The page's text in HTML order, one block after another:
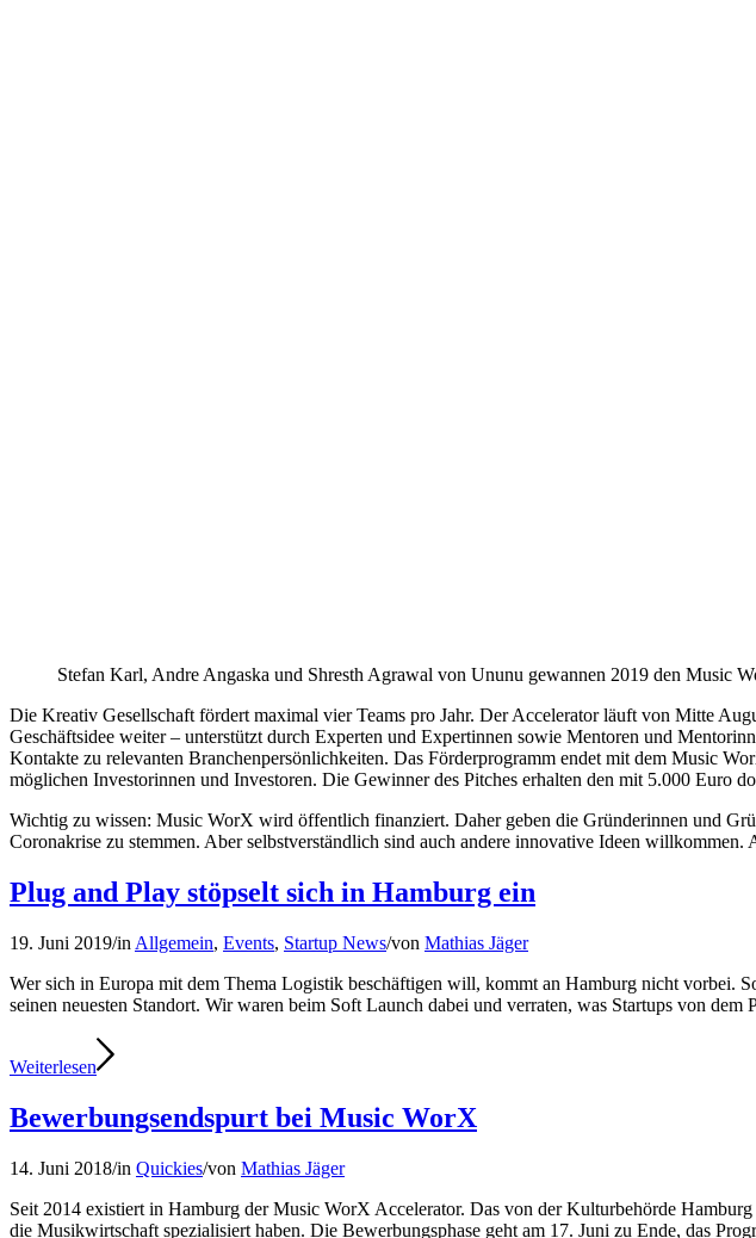
Stefan Karl, Andre Angaska und Shresth Agrawal von Ununu gewannen 2019 den Music
Die Kreativ Gesellschaft fördert maximal vier Teams pro Jahr. Der Accelerator läuft von Mitte
Geschäftsidee weiter – unterstützt durch Experten und Expertinnen sowie Mentoren und
Kontakte zu relevanten Branchenpersönlichkeiten. Das Förderprogramm endet mit dem Music
möglichen Investorinnen und Investoren. Die Gewinner des Pitches erhalten den mit 5.000 Euro
Wichtig zu wissen: Music WorX wird öffentlich finanziert. Daher geben die Gründerinnen und
Coronakrise zu stemmen. Aber selbstverständlich sind auch andere innovative Ideen
Plug and Play stöpselt sich in Hamburg ein
19. Juni 2019/in Allgemein, Events, Startup News/von Mathias Jäger
Wer sich in Europa mit dem Thema Logistik beschäftigen will, kommt an Hamburg nicht vorbei.
seinen neuesten Standort. Wir waren beim Soft Launch dabei und verraten, was Startups von dem
Weiterlesen
Bewerbungsendspurt bei Music WorX
14. Juni 2018/in Quickies/von Mathias Jäger
Seit 2014 existiert in Hamburg der Music WorX Accelerator. Das von der Kulturbehörde
die Musikwirtschaft spezialisiert haben. Die Bewerbungsphase geht am 17. Juni zu Ende, das